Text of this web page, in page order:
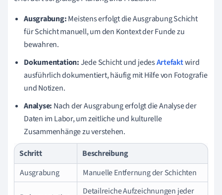
Ausgrabung:Meistens erfolgt die Ausgrabung Schicht
für Schicht manuell, um den Kontext der Funde zu
bewahren.
Dokumentation:Jede Schicht und jedesArtefaktwird
ausführlich dokumentiert, häufig mit Hilfe von Fotografie
und Notizen.
Analyse: Nach der Ausgrabung erfolgt die Analyse der
Daten im Labor, um zeitliche und kulturelle
Zusammenhänge zu verstehen.
Schritt
Beschreibung
Ausgrabung
Manuelle Entfernung der Schichten
Detailreiche Aufzeichnungen jeder